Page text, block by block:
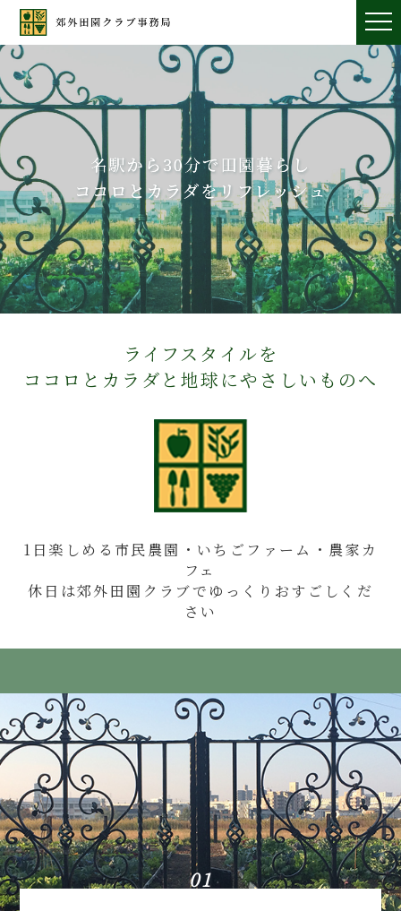
ライフスタイルを
ココロとカラダと地球にやさしいものへ
1日楽しめる市民農園・いちごファーム・農家カ
フェ
休日は郊外田園クラブでゆっくりおすごしくだ
さい
01